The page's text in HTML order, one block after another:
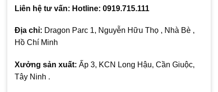
Liên hệ tư vấn: Hotline: 0919.715.111
Địa chỉ: Dragon Parc 1, Nguyễn Hữu Thọ , Nhà Bè ,
Hồ Chí Minh
Xưởng sản xuất: Ấp 3, KCN Long Hậu, Cần Giuộc,
Tây Ninh .